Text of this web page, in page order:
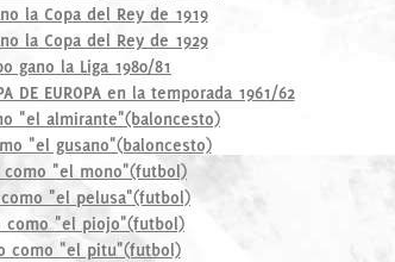
la Copa del Rey de 1919
la Copa del Rey de 1929
gano la Liga 1980/81
DE EUROPA en la temporada 1961/62
"el almirante"(baloncesto)
"el gusano"(baloncesto)
como "el mono"(futbol)
"el pelusa"(futbol)
como "el piojo"(futbol)
como "el pitu"(futbol)